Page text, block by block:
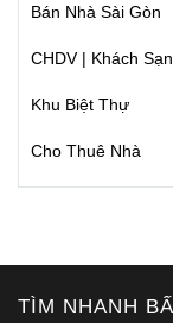
Bán Nhà Sài Gòn
CHDV | Khách
Khu Biệt Thự
Cho Thuê Nhà
TÌM NHANH